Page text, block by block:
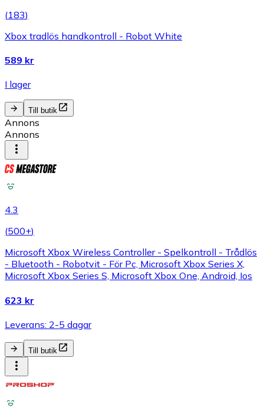
(183)
Xbox tradlös handkontroll - Robot White
589 kr
I lager
Till butik
Annons
Annons
4.3
(500+)
Microsoft Xbox Wireless Controller - Spelkontroll - Trådlös
- Bluetooth - Robotvit - För Pc, Microsoft Xbox Series X,
Microsoft Xbox Series S, Microsoft Xbox One, Android, Ios
623 kr
Leverans: 2-5 dagar
Till butik